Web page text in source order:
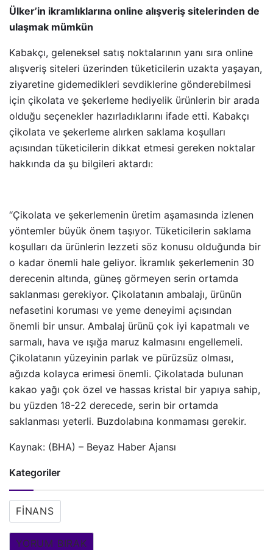
Ülker’in ikramlıklarına online alışveriş sitelerinden de
ulaşmak mümkün
Kabakçı, geleneksel satış noktalarının yanı sıra online
alışveriş siteleri üzerinden tüketicilerin uzakta yaşayan,
ziyaretine gidemedikleri sevdiklerine gönderebilmesi
için çikolata ve şekerleme hediyelik ürünlerin bir arada
olduğu seçenekler hazırladıklarını ifade etti. Kabakçı
çikolata ve şekerleme alırken saklama koşulları
açısından tüketicilerin dikkat etmesi gereken noktalar
hakkında da şu bilgileri aktardı:
“Çikolata ve şekerlemenin üretim aşamasında izlenen
yöntemler büyük önem taşıyor. Tüketicilerin saklama
koşulları da ürünlerin lezzeti söz konusu olduğunda bir
o kadar önemli hale geliyor. İkramlık şekerlemenin 30
derecenin altında, güneş görmeyen serin ortamda
saklanması gerekiyor. Çikolatanın ambalajı, ürünün
nefasetini koruması ve yeme deneyimi açısından
önemli bir unsur. Ambalaj ürünü çok iyi kapatmalı ve
sarmalı, hava ve ışığa maruz kalmasını engellemeli.
Çikolatanın yüzeyinin parlak ve pürüzsüz olması,
ağızda kolayca erimesi önemli. Çikolatada bulunan
kakao yağı çok özel ve hassas kristal bir yapıya sahip,
bu yüzden 18-22 derecede, serin bir ortamda
saklanması yeterli. Buzdolabına konmaması gerekir.
Kaynak: (BHA) – Beyaz Haber Ajansı
Kategoriler
FINANS
YORUM BIRAK